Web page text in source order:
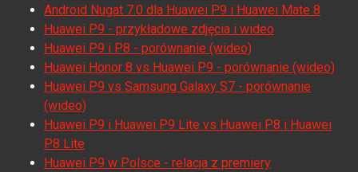
Android Nugat 7.0 dla Huawei P9 i Huawei Mate 8
Huawei P9 - przykładowe zdjęcia i wideo
Huawei P9 i P8 - porównanie (wideo)
Huawei Honor 8 vs Huawei P9 - porównanie (wideo)
Huawei P9 vs Samsung Galaxy S7 - porównanie
(wideo)
Huawei P9 i Huawei P9 Lite vs Huawei P8 i Huawei
P8 Lite
Huawei P9 w Polsce - relacja z premiery